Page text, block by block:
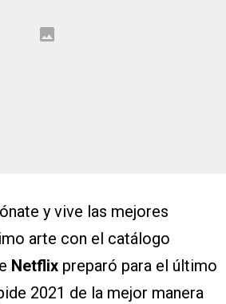
y vive las mejores
arte con el catálogo
Netflix preparó para el último
2021 de la mejor manera